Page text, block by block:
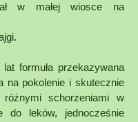
w małej wiosce na
formuła przekazywana
na pokolenie i skutecznie
schorzeniami w
do leków, jednocześnie